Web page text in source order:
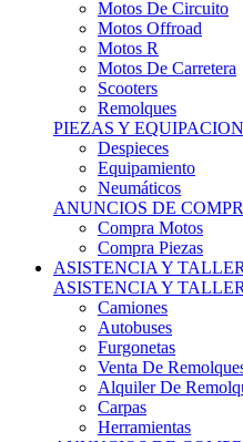
Motos R
Motos De Carretera
Scooters
Remolques
PIEZAS Y
Despieces
Equipamiento
Neumáticos
ANUNCIOS DE
Compra Motos
Compra Piezas
ASISTENCIA Y TALLER
ASISTENCIA Y TALLER
Camiones
Autobuses
Furgonetas
Venta De Remolques
Alquiler De
Carpas
Herramientas
ANUNCIOS DE